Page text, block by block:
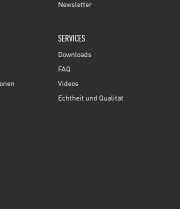
Newsletter
SERVICES
Downloads
FAQ
Videos
Echtheit und Qualität